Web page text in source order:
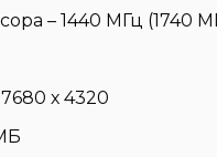
– 1440 МГц (1740
х 4320